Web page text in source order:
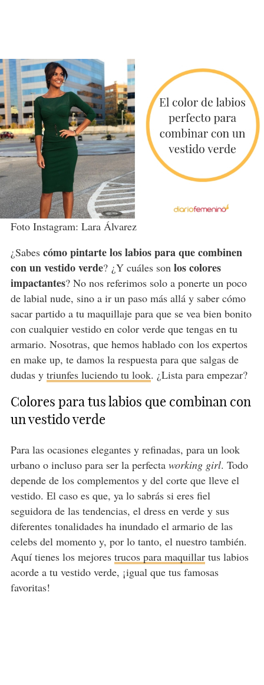
Foto Instagram: Lara Álvarez
¿Sabes cómo pintarte los labios para que combinen
con un vestido verde? ¿Y cuáles son los colores
impactantes? No nos referimos solo a ponerte un poco
de labial nude, sino a ir un paso más allá y saber cómo
sacar partido a tu maquillaje para que se vea bien bonito
con cualquier vestido en color verde que tengas en tu
armario. Nosotras, que hemos hablado con los expertos
en make up, te damos la respuesta para que salgas de
dudas y triunfes luciendo tu look. ¿Lista para empezar?
Colores para tus labios que combinan con
un vestido verde
Para las ocasiones elegantes y refinadas, para un look
urbano o incluso para ser la perfecta working girl. Todo
depende de los complementos y del corte que lleve el
vestido. El caso es que, ya lo sabrás si eres fiel
seguidora de las tendencias, el dress en verde y sus
diferentes tonalidades ha inundado el armario de las
celebs del momento y, por lo tanto, el nuestro también.
Aquí tienes los mejores trucos para maquillartus labios
acorde a tu vestido verde, ¡igual que tus famosas
favoritas!